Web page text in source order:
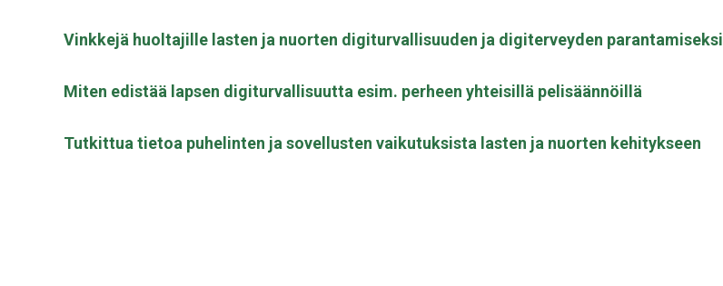
Vinkkejä huoltajille lasten ja nuorten digiturvallisuuden ja digiterveyden parantamiseksi
Miten edistää lapsen digiturvallisuutta esim. perheen yhteisillä pelisäännöillä
Tutkittua tietoa puhelinten ja sovellusten vaikutuksista lasten ja nuorten kehitykseen